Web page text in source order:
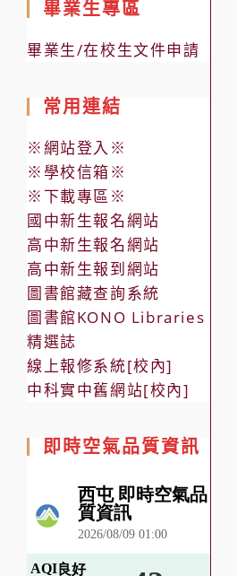
畢業生專區
畢業生/在校生文件申請
常用連結
※網站登入※
※學校信箱※
※下載專區※
國中新生報名網站
高中新生報名網站
高中新生報到網站
圖書館藏查詢系統
圖書館KONO Libraries
精選誌
線上報修系統[校內]
中科實中舊網站[校內]
即時空氣品質資訊